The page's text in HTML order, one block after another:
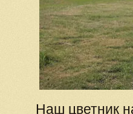
Наш цветник